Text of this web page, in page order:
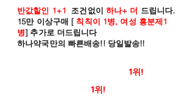
반값할인 1+1 조건없이 하나+ 더 드립니다.
15만 이상구매 [ 칙칙이 1병, 여성 흥분제1
병] 추가로 더드립니다
하나약국만의 빠른배송!! 당일발송!!
1위!
1위!